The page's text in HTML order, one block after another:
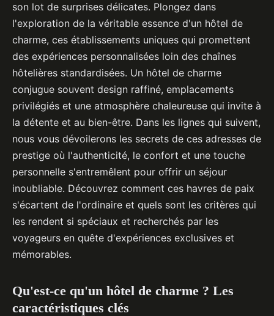
son lot de surprises délicates. Plongez dans
l'exploration de la véritable essence d'un hôtel de
charme, ces établissements uniques qui promettent
des expériences personnalisées loin des chaînes
hôtelières standardisées. Un hôtel de charme
conjugue souvent design raffiné, emplacements
privilégiés et une atmosphère chaleureuse qui invite à
la détente et au bien-être. Dans les lignes qui suivent,
nous vous dévoilerons les secrets de ces adresses de
prestige où l'authenticité, le confort et une touche
personnelle s'entremêlent pour offrir un séjour
inoubliable. Découvrez comment ces havres de paix
s'écartent de l'ordinaire et quels sont les critères qui
les rendent si spéciaux et recherchés par les
voyageurs en quête d'expériences exclusives et
mémorables.
Qu'est-ce qu'un hôtel de charme ? Les
caractéristiques clés